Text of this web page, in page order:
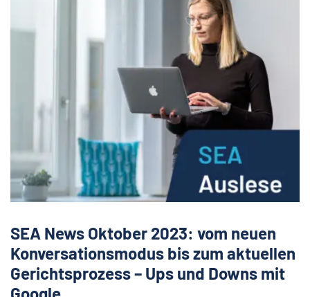
SEA News Oktober 2023: vom neuen
Konversationsmodus bis zum aktuellen
Gerichtsprozess – Ups und Downs mit